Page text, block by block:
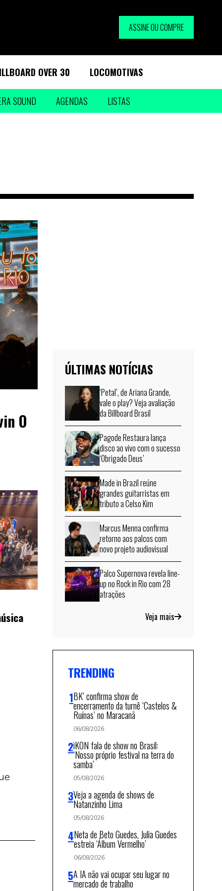
ASSINE OU COMPRE
OVER 30 LOCOMOTIVAS
SOUND AGENDAS LISTAS
O
ÚLTIMAS NOTÍCIAS
‘Petal’, de Ariana Grande,
vale o play? Veja avaliação
da Billboard Brasil
Pagode Restaura lança
disco ao vivo com o sucesso
‘Obrigado Deus’
Made in Brazil reúne
grandes guitarristas em
tributo a Celso Kim
Marcus Menna confirma
retorno aos palcos com
novo projeto audiovisual
Palco Supernova revela line-
up no Rock in Rio com 28
atrações
Veja mais
TRENDING
BK’ confirma show de
encerramento da turnê ‘Castelos &
Ruínas’ no Maracanã
06/08/2026
iKON fala de show no Brasil:
‘Nosso próprio festival na terra do
samba’
05/08/2026
Veja a agenda de shows de
Natanzinho Lima
05/08/2026
Neta de Beto Guedes, Julia Guedes
estreia ‘Álbum Vermelho’
06/08/2026
A IA não vai ocupar seu lugar no
mercado de trabalho